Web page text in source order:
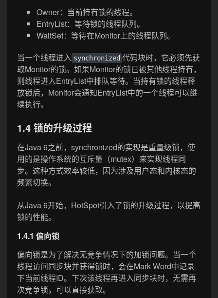
Owner：当前持有锁的线程。
EntryList：等待锁的线程队列。
WaitSet：等待在Monitor上的线程队列。
当一个线程进入 synchronized 代码块时，它必须先获
取Monitor的锁。如果Monitor的锁已被其他线程持有，
则线程进入EntryList中排队等待。当持有锁的线程释
放锁后，Monitor会通知EntryList中的一个线程可以继
续执行。
1.4 锁的升级过程
在Java 6之前，synchronized的实现是重量级锁，使
用的是操作系统的互斥量（mutex）来实现线程同
步。这种方式效率较低，因为涉及用户态和内核态的
频繁切换。
从Java 6开始，HotSpot引入了锁的升级过程，以提高
锁的性能。
1.4.1 偏向锁
偏向锁是为了解决无竞争情况下的加锁问题。当一个
线程访问同步块并获得锁时，会在Mark Word中记录
下当前线程ID。下次该线程再进入同步块时，无需再
次竞争锁，可以直接获取。